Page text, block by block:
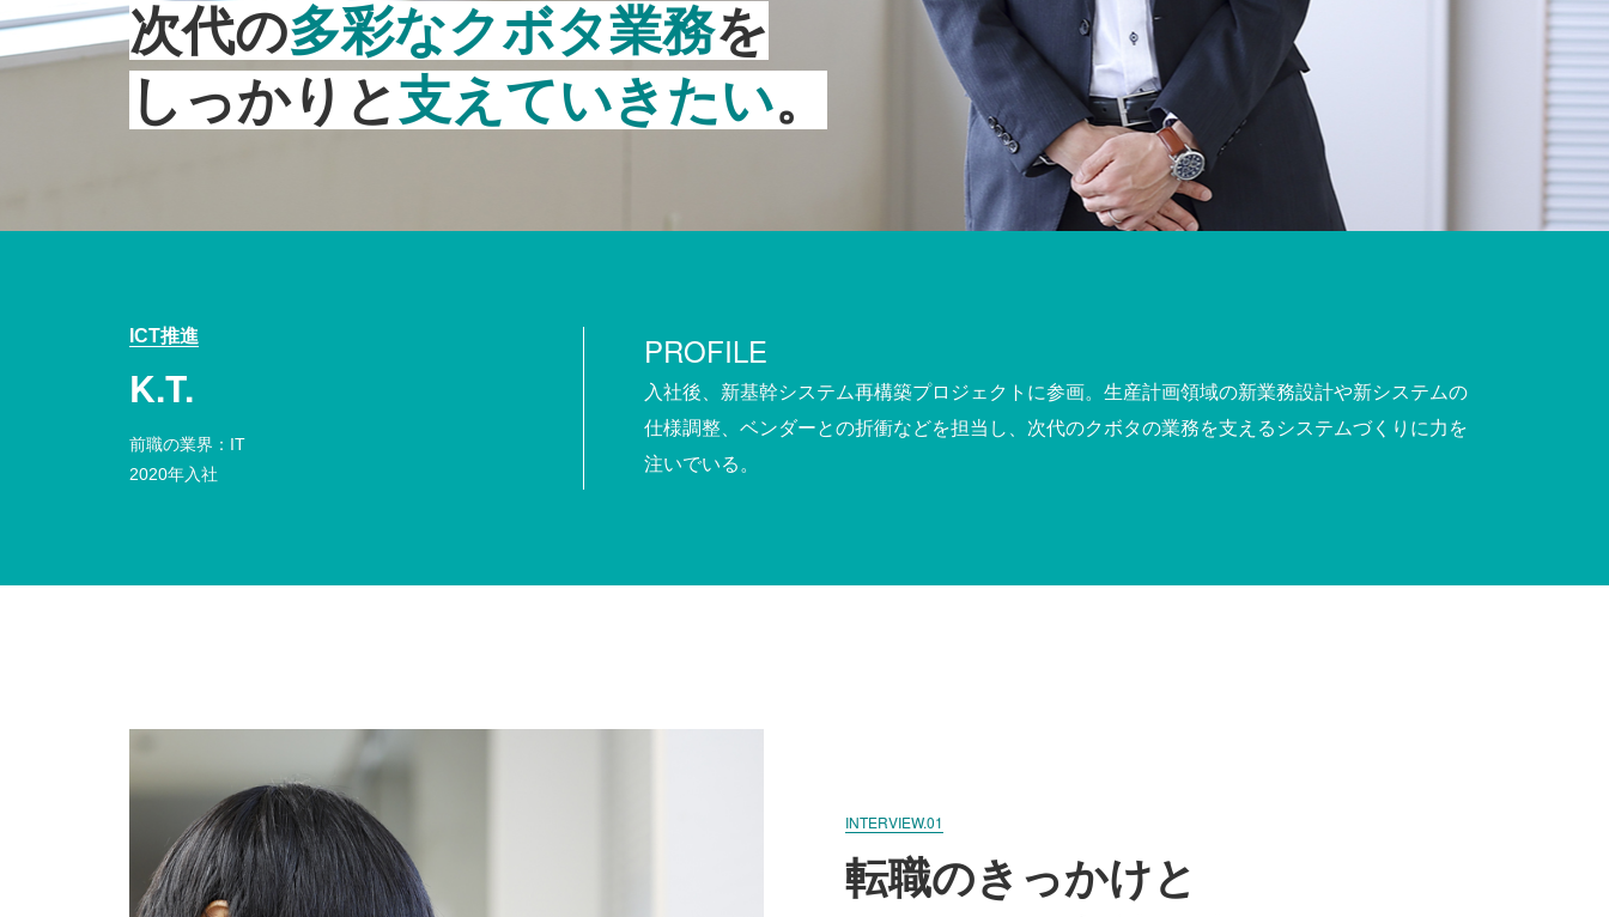
次代の多彩なクボタ業務を
しっかりと支えていきたい。
ICT推進
K.T.
前職の業界：IT
2020年入社
PROFILE
入社後、新基幹システム再構築プロジェクトに参画。生産計画領域の新業務設計や新システムの
仕様調整、ベンダーとの折衝などを担当し、次代のクボタの業務を支えるシステムづくりに力を
注いでいる。
INTERVIEW.01
転職のきっかけと